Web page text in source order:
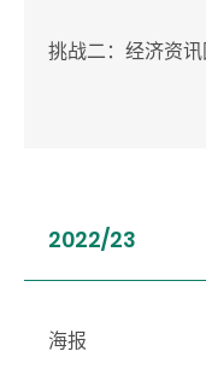
挑战二：经济资
2022/23
海报